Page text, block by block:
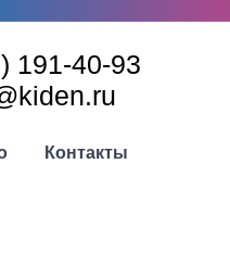
Контакты
191-40-93